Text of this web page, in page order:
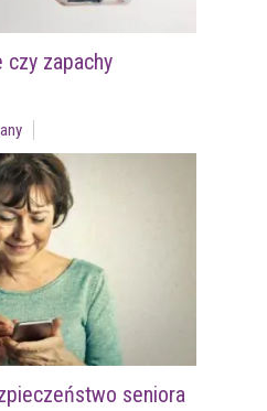
czy zapachy
seniora